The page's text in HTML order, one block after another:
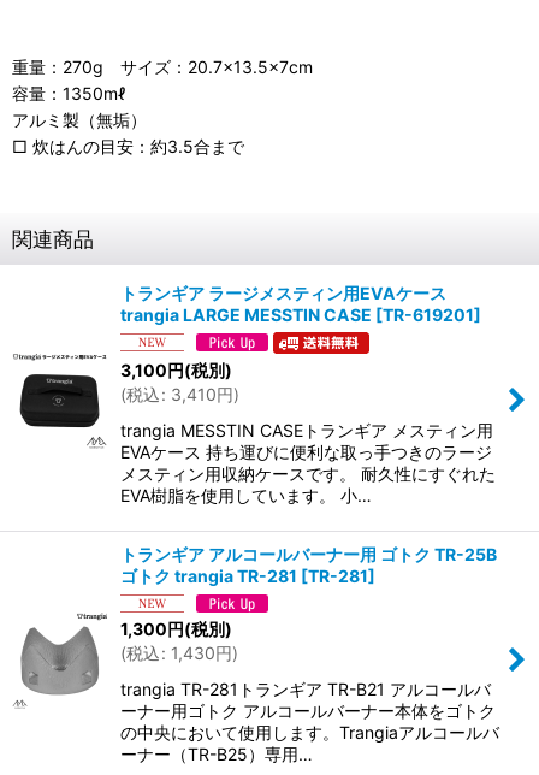
重量：270g サイズ：20.7×13.5×7cm
容量：1350mℓ
アルミ製（無垢）
□ 炊はんの目安：約3.5合まで
関連商品
トランギア ラージメスティン用EVAケース
trangia LARGE MESSTIN CASE [TR-619201]
3,100円(税別)
(税込: 3,410円)
trangia MESSTIN CASEトランギア メスティン用
EVAケース 持ち運びに便利な取っ手つきのラージ
メスティン用収納ケースです。 耐久性にすぐれた
EVA樹脂を使用しています。 小…
トランギア アルコールバーナー用 ゴトク TR-25B
ゴトク trangia TR-281 [TR-281]
1,300円(税別)
(税込: 1,430円)
trangia TR-281トランギア TR-B21 アルコールバ
ーナー用ゴトク アルコールバーナー本体をゴトク
の中央において使用します。Trangiaアルコールバ
ーナー（TR-B25）専用…